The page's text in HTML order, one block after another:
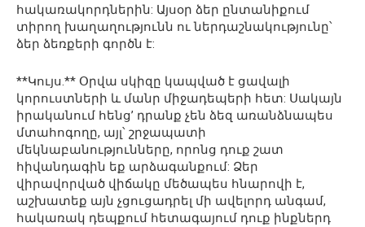
հակառակորդներին: Այսօր ձեր ընտանիքում
տիրող խաղաղությունն ու ներդաշնակությունը՝
ձեր ձեռքերի գործն է:
**Կույս.** Օրվա սկիզը կապված է ցավալի
կորուստների և մանր միջադեպերի հետ: Սակայն
իրականում հենց’ դրանք չեն ձեզ առանձնապես
մտահոգողը, այլ՝ շրջապատի
մեկնաբանությունները, որոնց դուք շատ
հիվանդագին եք արձագանքում: Ձեր
վիրավորված վիճակը մեծապես հնարովի է,
աշխատեք այն չցուցադրել մի ավելորդ անգամ,
հակառակ դեպքում հետագայում դուք ինքներդ